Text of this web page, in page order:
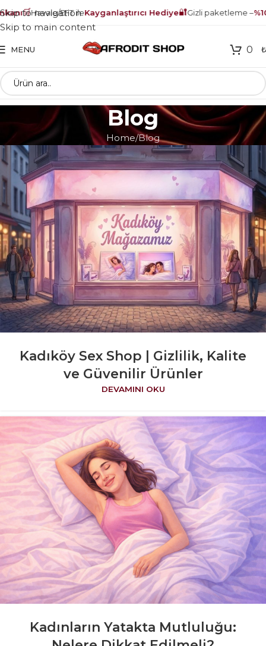
🛒Havale/EFT ileKayganlaştırıcı Hediye🔐Gizli paketleme –
Skip to navigation
Skip to main content
MENU 0 ₺
Blog
Home Blog
Kadıköy Sex Shop | Gizlilik, Kalite
ve Güvenilir Ürünler
DEVAMINI OKU
Kadınların Yatakta Mutluluğu: